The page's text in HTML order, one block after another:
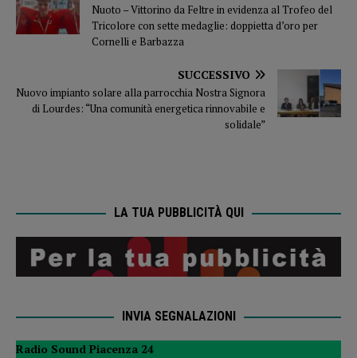
Nuoto – Vittorino da Feltre in evidenza al Trofeo del
Tricolore con sette medaglie: doppietta d’oro per
Cornelli e Barbazza
SUCCESSIVO
Nuovo impianto solare alla parrocchia Nostra Signora
di Lourdes: “Una comunità energetica rinnovabile e
solidale”
LA TUA PUBBLICITÀ QUI
INVIA SEGNALAZIONI
Radio Sound Piacenza 24